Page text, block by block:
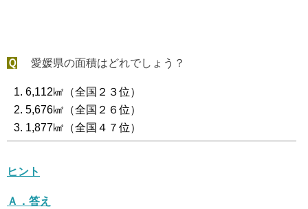
Ｑ 愛媛県の面積はどれでしょう？
6,112㎢（全国２３位）
5,676㎢（全国２６位）
1,877㎢（全国４７位）
ヒント
Ａ．答え